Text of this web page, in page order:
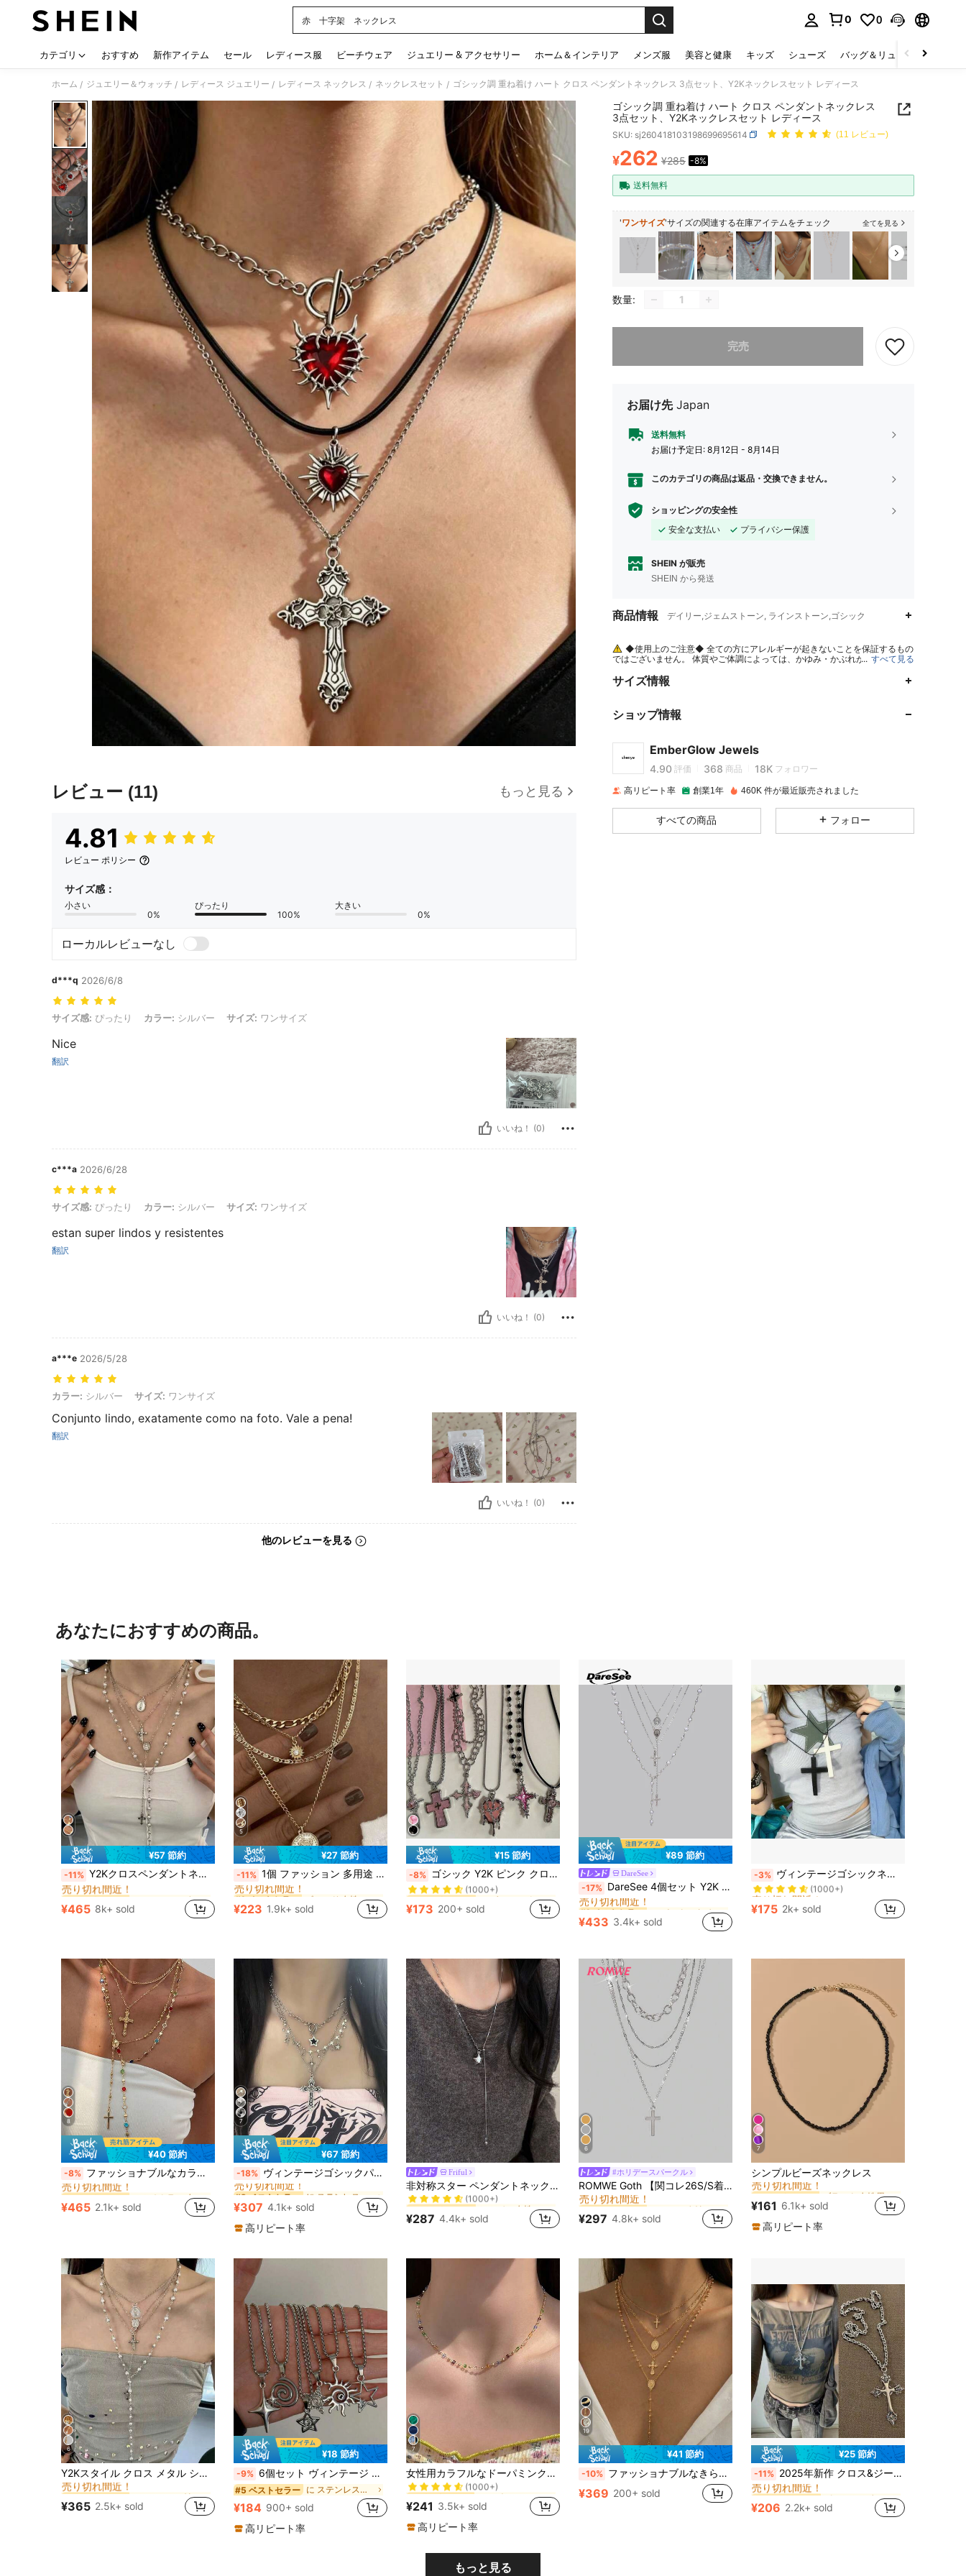
赤 十字架 ネックレス
0 0
カテゴリ おすすめ 新作アイテム セール レディース服 ビーチウェア ジュエリー & アクセサリー ホーム＆インテリア メンズ服 美容と健康 キッズ シューズ バッグ＆リュック
ホーム / ジュエリー＆ウォッチ / レディース ジュエリー / レディース ネックレス / ネックレスセット / ゴシック調 重ね着け ハート クロス ペンダントネックレス 3点セット、Y2Kネックレスセット レディース
レビュー (11) もっと見る
4.81
レビュー ポリシー
サイズ感：
小さい
0%
ぴったり
100%
大きい
0%
ローカルレビューなし
d***q 2026/6/8
サイズ感: ぴったり, カラー: シルバー, サイズ: ワンサイズ
サイズ感: ぴったり カラー: シルバー サイズ: ワンサイズ
Nice
翻訳
いいね！ (0)
c***a 2026/6/28
サイズ感: ぴったり, カラー: シルバー, サイズ: ワンサイズ
サイズ感: ぴったり カラー: シルバー サイズ: ワンサイズ
estan super lindos y resistentes
翻訳
いいね！ (0)
a***e 2026/5/28
カラー: シルバー, サイズ: ワンサイズ
カラー: シルバー サイズ: ワンサイズ
Conjunto lindo, exatamente como na foto. Vale a pena!
翻訳
いいね！ (0)
他のレビューを見る
ゴシック調 重ね着け ハート クロス ペンダントネックレス
3点セット、Y2Kネックレスセット レディース
SKU: sj260418103198699695614 (11 レビュー)
PRICE AND AVAILABILITY
¥262 ¥285 -8%
送料無料
'ワンサイズ'サイズの関連する在庫アイテムをチェック 全てを見る
数量:
完売
申し訳ありませんが、この商品は完売しました。
お届け先 Japan
送料無料
お届け予定日: 8月12日 - 8月14日
このカテゴリの商品は返品・交換できません。
ショッピングの安全性
安全な支払い
プライバシー保護
SHEIN が販売
SHEIN から発送
商品情報 デイリー,ジェムストーン, ラインストーン,ゴシック
◆使用上のご注意◆ 全ての方にアレルギーが起きないことを保証するもの
ではございません。 体質やご体調によっては、かゆみ・かぶれが生じる場合
き、専門医にご相談ください。
... すべて見る
サイズ情報
ショップ情報
EmberGlow Jewels
4.90
4.90 評価 368 商品 18K フォロワー
4.90 368 18K
高リピート率 創業1年 460K 件が最近販売されました
すべての商品 フォロー
あなたにおすすめの商品。
¥57 節約
-11% Y2Kクロスペンダントネックレスセット4個入り、パール重ね付けネックレス、ヴィンテージチョーカーネックレス、パーティーや休日の装いに適しています
#1 ベストセラー マルチカラー 女性のネックレスセット
売り切れ間近！
#1 ベストセラー
売り切れ間近！
#1 ベストセラー
売り切れ間近！
#1 ベストセラー マルチカラー 女性のネックレスセット
¥465 8k+ sold
5
¥27 節約
-11% 1個 ファッション 多用途 パンクスタイル 太陽と女神のヘッドペンダント マルチレイヤーチェーンネックレス、女性の日常装飾、コーディネート、デート、パーティー、ホリデーギフトに適しています
#1 ベストセラー ゴールド 女性のペンダントネックレス
売り切れ間近！
#1 ベストセラー
売り切れ間近！
#1 ベストセラー
売り切れ間近！
#1 ベストセラー ゴールド 女性のペンダントネックレス
¥223 1.9k+ sold
¥15 節約
-8% ゴシック Y2K ピンク クロス ハート ペンダントネックレス、女性向け、パンク ヒップホップ スタイル、個性的なチャーム満載、理想的なエモアクセサリー
#8 ベストセラー
に ブリットポップの復活​​ スペシャルピック
(1000+)
#8 ベストセラー
(1000+)
#8 ベストセラー
(1000+)
#8 ベストセラー
に ブリットポップの復活​​ スペシャルピック
¥173 200+ sold
¥89 節約
DareSee
-17% DareSee 4個セット Y2K クロス ペンダントネックレス、パールレイヤードネックレス、ヴィンテージチョーカーネックレス、女性向け、パーティーやホリデー、学校再開に適しています
#1 ベストセラー に パンクスタイル ジュエリー＆時計
売り切れ間近！
#1 ベストセラー
売り切れ間近！
#1 ベストセラー
売り切れ間近！
#1 ベストセラー に パンクスタイル ジュエリー＆時計
¥433 3.4k+ sold
-3% ヴィンテージゴシックネックレス セーターチェーン、ブラック&ホワイトのキリスト教十字架ペンダントネックレス、ファッションジュエリーチェーン、ロリータ調ウッドパンクチョーカー
売り切れ間近！
(1000+)
売り切れ間近！
(1000+)
売り切れ間近！
(1000+)
売り切れ間近！
¥175 2k+ sold
8
¥40 節約
-8% ファッショナブルなカラフルなチェーンネックレスセット4個入り、Y字型&クロスペンダントロングネックレス、旅行、デート、パーティーに適しています
マルチカラー 女性の長いネックレス
売り切れ間近！
#1 ベストセラー
売り切れ間近！
#1 ベストセラー
売り切れ間近！
#1 ベストセラー マルチカラー 女性の長いネックレス
¥465 2.1k+ sold
7
¥67 節約
-18% ヴィンテージゴシックパンクスタイル ラインストーンスター ブリンブリンレイヤードネックレスセット3個入り、クロスペンダントネックレス、Y2Kヨーロッパ&アメリカンスタイル レディース
#2 ベストセラー に ステンレス製の十字架 ネックレス
売り切れ間近！
#2 ベストセラー
売り切れ間近！
#2 ベストセラー
売り切れ間近！
#2 ベストセラー に ステンレス製の十字架 ネックレス
売り切れ間近！
¥307 4.1k+ sold
高リピート率
Friful
非対称スター ペンダントネックレス、韓国スタイルの雰囲気、ロングセーターチェーン、女性向けのニッチ高級アクセサリー
#2 ベストセラー
(1000+)
#2 ベストセラー
(1000+)
#2 ベストセラー
(1000+)
#2 ベストセラー
シルバー 女性の長いネックレス
¥287 4.4k+ sold
6
#ホリデースパークル
ROMWE Goth 【関コレ26S/S着用アイテム】 4個セット ファッショナブル パンクスタイル クロスペンダントネックレス
#1 ベストセラー
売り切れ間近！
#1 ベストセラー
売り切れ間近！
#1 ベストセラー
売り切れ間近！
#1 ベストセラー シルバー 女性のネックレスセット
¥297 4.8k+ sold
7
シンプルビーズネックレス
#1 ベストセラー ブラック 女性用チョーカー
売り切れ間近！
#1 ベストセラー
売り切れ間近！
#1 ベストセラー
売り切れ間近！
#1 ベストセラー ブラック 女性用チョーカー
売り切れ間近！
¥161 6.1k+ sold
高リピート率
6
Y2Kスタイル クロス メタル シルバーネックレス 4点セット、ファッショナブルなレイヤードネックレス、ボール、パーティー、デート、デイリーコーデのアクセサリーに適しています
#1 ベストセラー トレンディな性格 女性のネックレス
売り切れ間近！
#1 ベストセラー
売り切れ間近！
#1 ベストセラー
売り切れ間近！
#1 ベストセラー トレンディな性格 女性のネックレス
¥365 2.5k+ sold
¥18 節約
-9% 6個セット ヴィンテージ ゴシック パンク スター、炎、らせん、ハートペンダントネックレスセット メンズ レディース、6種類のヨーロピアンバロック クロスペンダントネックレス付き、クリスマス、新年、バレンタインデーなどのホリデーに適しています
#5 ベストセラー に ステンレス製の十字架 ネックレス
¥184 900+ sold
高リピート率
7
女性用カラフルなドーパミンクリスタルネックレス、繊細な鎖骨ニッチチェーン、美的
#1 ベストセラー
18 Kゴールドメッキ 女性のビーズネックレス
(1000+)
#1 ベストセラー
(1000+)
#1 ベストセラー
(1000+)
#1 ベストセラー
18 Kゴールドメッキ 女性のビーズネックレス
(1000+)
¥241 3.5k+ sold
高リピート率
19
¥41 節約
-10% ファッショナブルなきらびやかなクロスペンダントネックレス4点セット、ヒップホップメタルタグ&ビーズスネークチェーンネックレスアクセサリー、パーティー、ギフト、デイリーウェアに適しています
¥369 200+ sold
¥25 節約
-11% 2025年新作 クロス&ジーザスペンダントネックレス、女性のパンクゴシックチョーカー ヴィンテージネックレス、パーティーギフト
#2 ベストセラー ビンテージ 女性のペンダントネックレス
売り切れ間近！
#2 ベストセラー
売り切れ間近！
#2 ベストセラー
売り切れ間近！
#2 ベストセラー ビンテージ 女性のペンダントネックレス
¥206 2.2k+ sold
もっと見る